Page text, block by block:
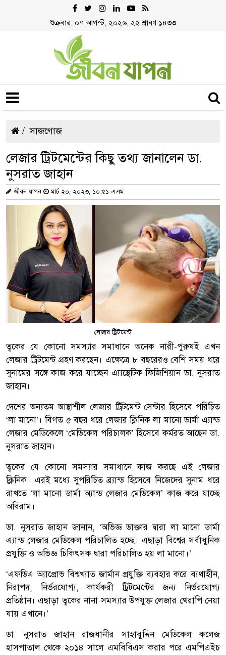
শুক্রবার, ০৭ আগস্ট, ২০২৬, ২২ শ্রাবণ ১৪৩৩
সাজগোজ
লেজার ট্রিটমেন্টের কিছু তথ্য জানালেন ডা.
নুসরাত জাহান
জীবন যাপন মার্চ ২০, ২০২৩, ১০:৫১ এএম
লেজার ট্রিটমেন্ট
ত্বকের যে কোনো সমস্যার সমাধানে অনেক নারী-পুরুষই এখন
লেজার ট্রিটমেন্ট গ্রহণ করছেন। এক্ষেত্রে ৮ বছরেরও বেশি সময় ধরে
সুনামের সঙ্গে কাজ করে যাচ্ছেন এ্যাস্থেটিক ফিজিশিয়ান ডা. নুসরাত
জাহান।
দেশের অন্যতম আস্থাশীল লেজার ট্রিটমেন্ট সেন্টার হিসেবে পরিচিত
‘লা মানো’। বিগত ৫ বছর ধরে লেজার ক্লিনিক লা মানো ডার্মা এ্যান্ড
লেজার মেডিকেলে ‘মেডিকেল পরিচালক’ হিসেবে কর্মরত আছেন ডা.
নুসরাত জাহান।
ত্বকের যে কোনো সমস্যার সমাধানে কাজ করছে এই লেজার
ক্লিনিক। এরই মধ্যে সুপরিচিত ব্র্যান্ড হিসেবে নিজেদের সুনাম ধরে
রাখতে ‘লা মানো ডার্মা অ্যান্ড লেজার মেডিকেল’ কাজ করে যাচ্ছে
অবিরাম।
ডা. নুসরাত জাহান জানান, ‘অভিজ্ঞ ডাক্তার দ্বারা লা মানো ডার্মা
এ্যান্ড লেজার মেডিকেল পরিচালিত হচ্ছে। এছাড়া বিশ্বের সর্বাধুনিক
প্রযুক্তি ও অভিজ্ঞ চিকিৎসক দ্বারা পরিচালিত হয় লা মানো।’
‘এফডিএ অ্যাপ্রোভ বিশ্বখ্যাত জার্মান প্রযুক্তি ব্যবহার করে ব্যথাহীন,
নিরাপদ, নির্ভরযোগ্য, কার্যকরী ট্রিটমেন্টের জন্য নির্ভরযোগ্য
প্রতিষ্ঠান। এছাড়া ত্বকের নানা সমস্যার উপযুক্ত লেজার থেরাপি নেয়া
যায় এখানে।’
ডা. নুসরাত জাহান রাজধানীর সাহাবুদ্দিন মেডিকেল কলেজ
হাসপাতাল থেকে ২০১৪ সালে এমবিবিএস করার পরে এমপিএইচ